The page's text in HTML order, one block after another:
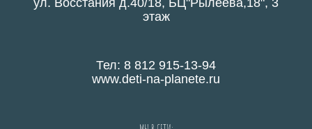
ул. Восстания д.40/18, БЦ"Рылеева,18", 3
этаж
Тел: 8 812 915-13-94
www.deti-na-planete.ru